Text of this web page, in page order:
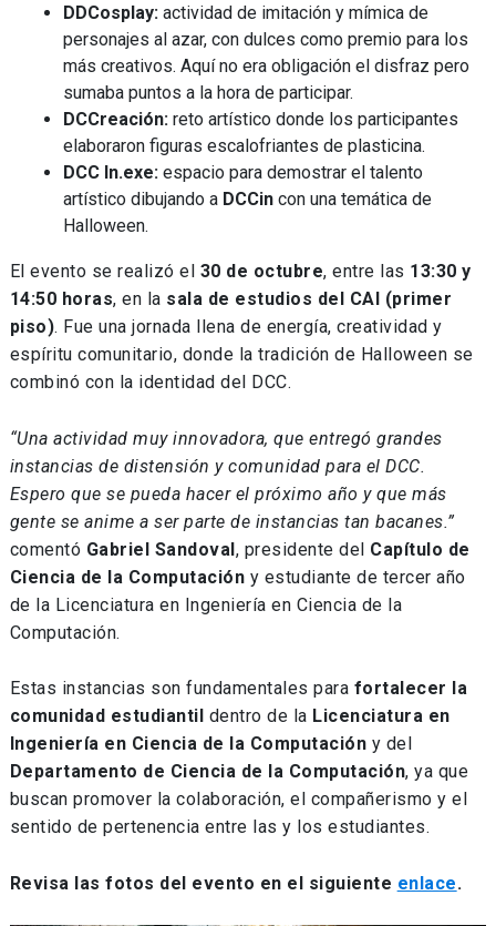
DDCosplay:actividad de imitación y mímica de
personajes al azar, con dulces como premio para los
más creativos. Aquí no era obligación el disfraz pero
sumaba puntos a la hora de participar.
DCCreación:reto artístico donde los participantes
elaboraron figuras escalofriantes de plasticina.
DCC In.exe:espacio para demostrar el talento
artístico dibujando a DCCincon una temática de
Halloween.
El evento se realizó el 30 de octubre, entre las 13:30 y
14:50 horas, en la sala de estudios del CAI (primer
piso). Fue una jornada llena de energía, creatividad y
espíritu comunitario, donde la tradición de Halloween se
combinó con la identidad del DCC.
“Una actividad muy innovadora, que entregó grandes
instancias de distensión y comunidad para el DCC.
Espero que se pueda hacer el próximo año y que más
gente se anime a ser parte de instancias tan bacanes.”
comentó Gabriel Sandoval, presidente del Capítulo de
Ciencia de la Computación y estudiante de tercer año
de la Licenciatura en Ingeniería en Ciencia de la
Computación.
Estas instancias son fundamentales para fortalecer la
comunidad estudiantil dentro de la Licenciatura en
Ingeniería en Ciencia de la Computación y del
Departamento de Ciencia de la Computación, ya que
buscan promover la colaboración, el compañerismo y el
sentido de pertenencia entre las y los estudiantes.
Revisa las fotos del evento en el siguiente enlace.